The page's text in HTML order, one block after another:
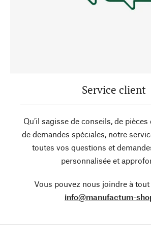
Service client
Qu’il sagisse de conseils, de
de demandes spéciales, notre
toutes vos questions et
personnalisée et
Vous pouvez nous joindre à
info@manufactum-